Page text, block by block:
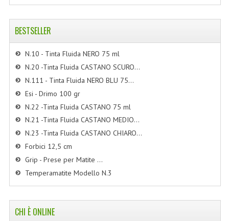
BESTSELLER
N.10 - Tinta Fluida NERO 75 ml
N.20 -Tinta Fluida CASTANO SCURO...
N.111 - Tinta Fluida NERO BLU 75...
Esi - Drimo 100 gr
N.22 -Tinta Fluida CASTANO 75 ml
N.21 -Tinta Fluida CASTANO MEDIO...
N.23 -Tinta Fluida CASTANO CHIARO...
Forbici 12,5 cm
Grip - Prese per Matite ...
Temperamatite Modello N.3
CHI È ONLINE